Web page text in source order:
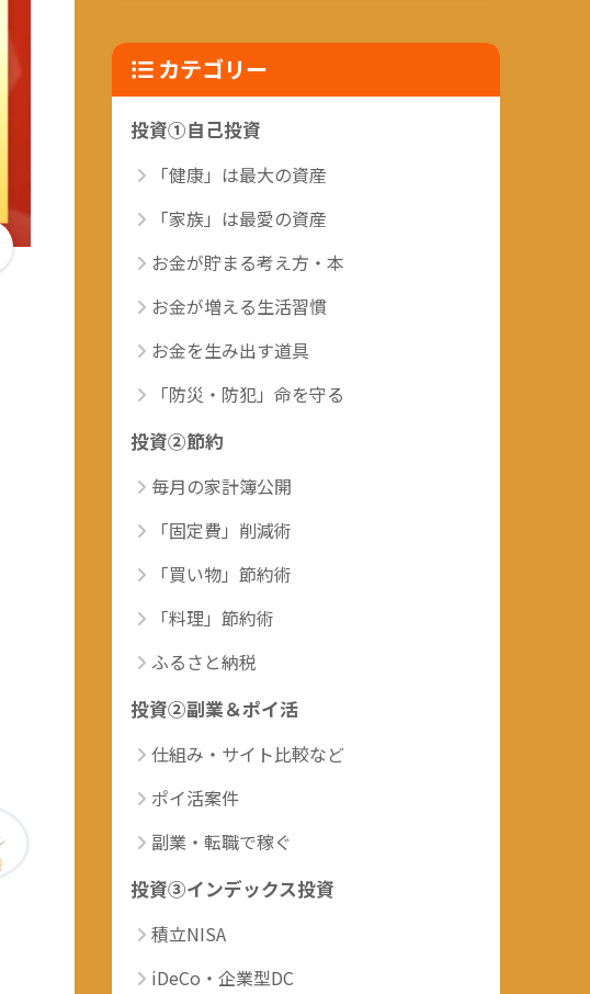
カテゴリー
投資①自己投資
「健康」は最大の資産
「家族」は最愛の資産
お金が貯まる考え方・本
お金が増える生活習慣
お金を生み出す道具
「防災・防犯」命を守る
投資②節約
毎月の家計簿公開
「固定費」削減術
「買い物」節約術
「料理」節約術
ふるさと納税
投資②副業＆ポイ活
仕組み・サイト比較など
ポイ活案件
副業・転職で稼ぐ
投資③インデックス投資
積立NISA
iDeCo・企業型DC